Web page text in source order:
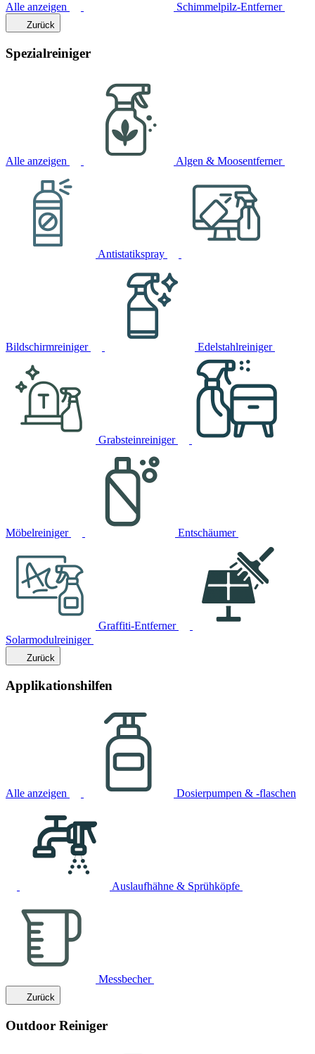
Alle anzeigen Schimmelpilz-Entferner
Zurück
Spezialreiniger
Alle anzeigen Algen & Moosentferner
Antistatikspray
Bildschirmreiniger Edelstahlreiniger
Grabsteinreiniger
Möbelreiniger Entschäumer
Graffiti-Entferner
Solarmodulreiniger
Zurück
Applikationshilfen
Alle anzeigen Dosierpumpen & -flaschen
Auslaufhähne & Sprühköpfe
Messbecher
Zurück
Outdoor Reiniger